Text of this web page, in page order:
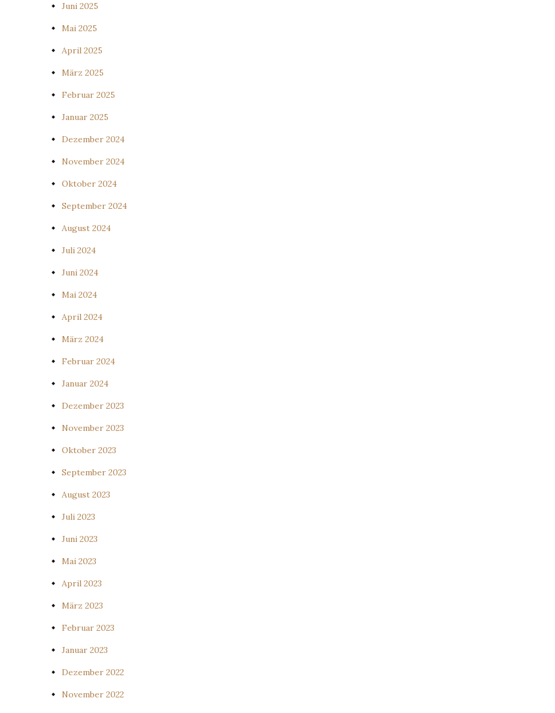
Juni 2025
Mai 2025
April 2025
März 2025
Februar 2025
Januar 2025
Dezember 2024
November 2024
Oktober 2024
September 2024
August 2024
Juli 2024
Juni 2024
Mai 2024
April 2024
März 2024
Februar 2024
Januar 2024
Dezember 2023
November 2023
Oktober 2023
September 2023
August 2023
Juli 2023
Juni 2023
Mai 2023
April 2023
März 2023
Februar 2023
Januar 2023
Dezember 2022
November 2022